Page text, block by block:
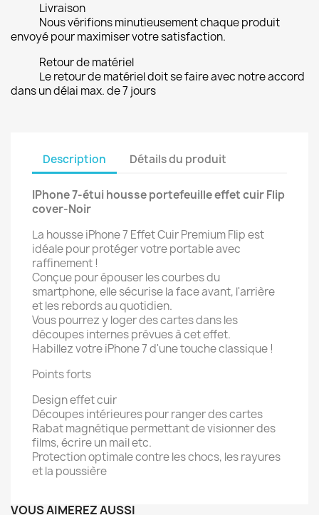
Livraison
Nous vérifions minutieusement chaque produit
envoyé pour maximiser votre satisfaction.
Retour de matériel
Le retour de matériel doit se faire avec notre accord
dans un délai max. de 7 jours
Description Détails du produit
IPhone 7-étui housse portefeuille effet cuir Flip
cover-Noir
La housse iPhone 7 Effet Cuir Premium Flip est
idéale pour protéger votre portable avec
raffinement !
Conçue pour épouser les courbes du
smartphone, elle sécurise la face avant, l'arrière
et les rebords au quotidien.
Vous pourrez y loger des cartes dans les
découpes internes prévues à cet effet.
Habillez votre iPhone 7 d'une touche classique !
Points forts
Design effet cuir
Découpes intérieures pour ranger des cartes
Rabat magnétique permettant de visionner des
films, écrire un mail etc.
Protection optimale contre les chocs, les rayures
et la poussière
VOUS AIMEREZ AUSSI